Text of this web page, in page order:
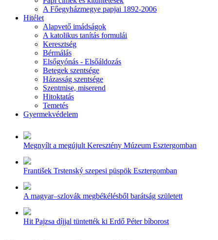
A Főegyházmegye papjai 1892-2006
Hitélet
Alapvető imádságok
A katolikus tanítás formulái
Keresztség
Bérmálás
Elsőgyónás - Elsőáldozás
Betegek szentsége
Házasság szentsége
Szentmise, miserend
Hitoktatás
Temetés
Gyermekvédelem
Megnyílt a megújult Keresztény Múzeum Esztergomban
František Trstenský szepesi püspök Esztergomban
A magyar–szlovák megbékélésből barátság született
Hit Pajzsa díjjal tüntették ki Erdő Péter bíborost